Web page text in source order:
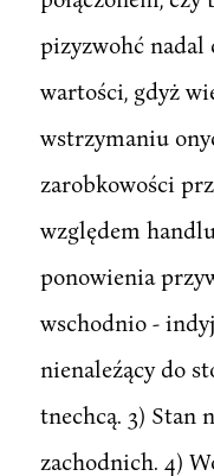
pizyzwohć nadal
wartości, gdyż
wstrzymaniu
zarobkowości
względem
ponowienia
wschodnio -
nienaleźący do
tnechcą. 3) Stan
zachodnich. 4)